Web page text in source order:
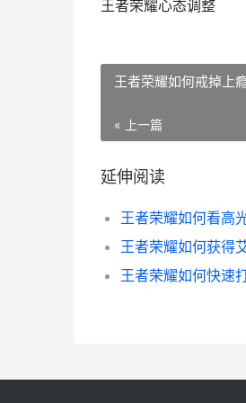
王者荣耀心态调整
王者荣耀如何戒掉上
« 上一篇
延伸阅读
王者荣耀如何快速